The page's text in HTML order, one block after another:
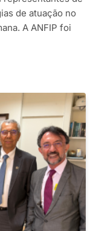
de atuação no
A ANFIP foi